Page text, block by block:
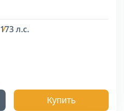
173 л.с.
Купить